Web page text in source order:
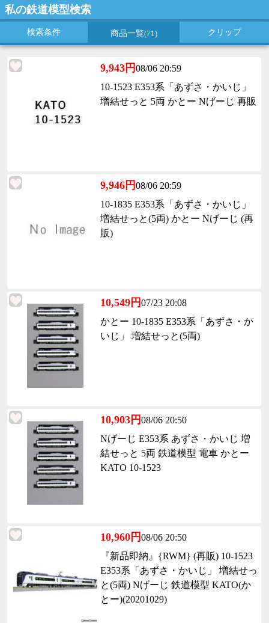
私の鉄道模型検索
検索条件 商品一覧(71) クリップ
9,943円08/06 20:59
10-1523 E353系「あずさ・かいじ」
増結せっと 5両 かとー Nげーじ 再販
9,946円08/06 20:59
10-1835 E353系「あずさ・かいじ」
増結せっと(5両) かとー Nげーじ (再
販)
10,549円07/23 20:08
かとー 10-1835 E353系「あずさ・か
いじ」 増結せっと(5両)
10,903円08/06 20:50
Nげーじ E353系 あずさ・かいじ 増
結せっと 5両 鉄道模型 電車 かとー
KATO 10-1523
10,960円08/06 20:50
『新品即納』{RWM} (再販) 10-1523
E353系「あずさ・かいじ」 増結せっ
と(5両) Nげーじ 鉄道模型 KATO(か
とー)(20201029)